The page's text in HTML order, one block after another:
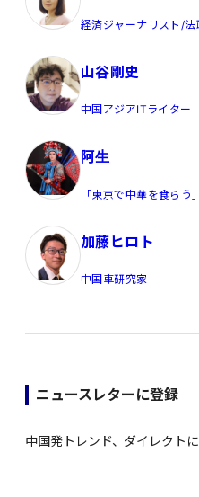
経済ジャーナリスト/
山谷剛史
中国アジアITライター
阿生
「東京で中華を食らう」
加藤ヒロト
中国車研究家
ニュースレターに登録
中国発トレンド、ダイレクトに